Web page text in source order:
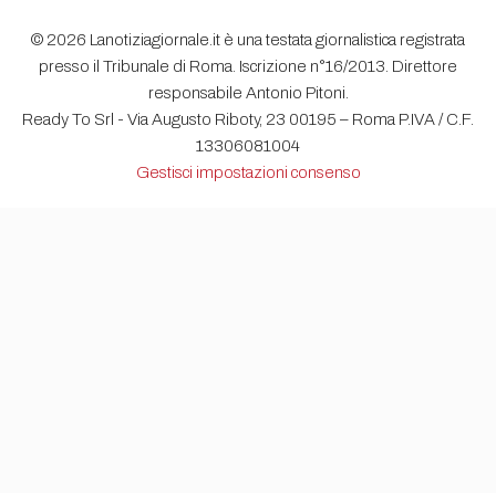
© 2026 Lanotiziagiornale.it è una testata giornalistica registrata
presso il Tribunale di Roma. Iscrizione n°16/2013. Direttore
responsabile Antonio Pitoni.
Ready To Srl - Via Augusto Riboty, 23 00195 – Roma P.IVA / C.F.
13306081004
Gestisci impostazioni consenso